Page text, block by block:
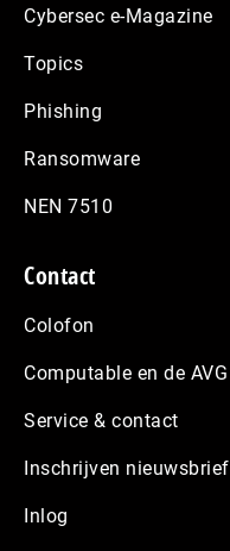
Cybersec e-Magazine
Topics
Phishing
Ransomware
NEN 7510
Contact
Colofon
Computable en de AVG
Service & contact
Inschrijven nieuwsbrief
Inlog